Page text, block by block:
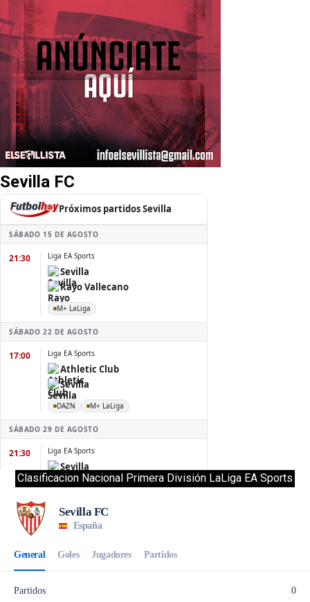
Sevilla FC
Clasificacion Nacional Primera División LaLiga EA Sports